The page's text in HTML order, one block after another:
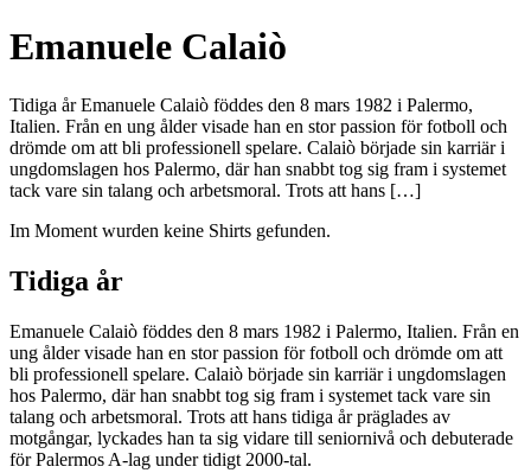
Emanuele Calaiò
Tidiga år Emanuele Calaiò föddes den 8 mars 1982 i Palermo,
Italien. Från en ung ålder visade han en stor passion för fotboll och
drömde om att bli professionell spelare. Calaiò började sin karriär i
ungdomslagen hos Palermo, där han snabbt tog sig fram i systemet
tack vare sin talang och arbetsmoral. Trots att hans […]
Im Moment wurden keine Shirts gefunden.
Tidiga år
Emanuele Calaiò föddes den 8 mars 1982 i Palermo, Italien. Från en
ung ålder visade han en stor passion för fotboll och drömde om att
bli professionell spelare. Calaiò började sin karriär i ungdomslagen
hos Palermo, där han snabbt tog sig fram i systemet tack vare sin
talang och arbetsmoral. Trots att hans tidiga år präglades av
motgångar, lyckades han ta sig vidare till seniornivå och debuterade
för Palermos A-lag under tidigt 2000-tal.